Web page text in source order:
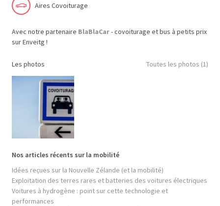
Aires Covoiturage
Avec notre partenaire BlaBlaCar- covoiturage et bus à petits prix
sur Enveitg !
Les photos Toutes les photos (1)
Nos articles récents sur la mobilité
Idées reçues sur la Nouvelle Zélande (et la mobilité)
Exploitation des terres rares et batteries des voitures électriques
Voitures à hydrogène : point sur cette technologie et
performances